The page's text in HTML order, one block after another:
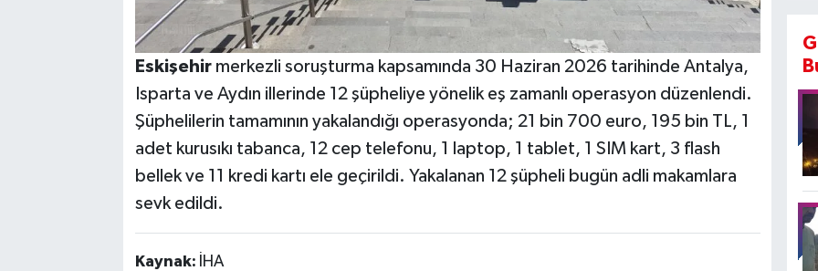
Eskişehirmerkezli soruşturma kapsamında 30 Haziran 2026 tarihinde Antalya,
Isparta ve Aydın illerinde 12 şüpheliye yönelik eş zamanlı operasyon düzenlendi.
Şüphelilerin tamamının yakalandığı operasyonda; 21 bin 700 euro, 195 bin TL, 1
adet kurusıkı tabanca, 12 cep telefonu, 1 laptop, 1 tablet, 1 SIM kart, 3 flash
bellek ve 11 kredi kartı ele geçirildi. Yakalanan 12 şüpheli bugün adli makamlara
sevk edildi.
Kaynak: İHA